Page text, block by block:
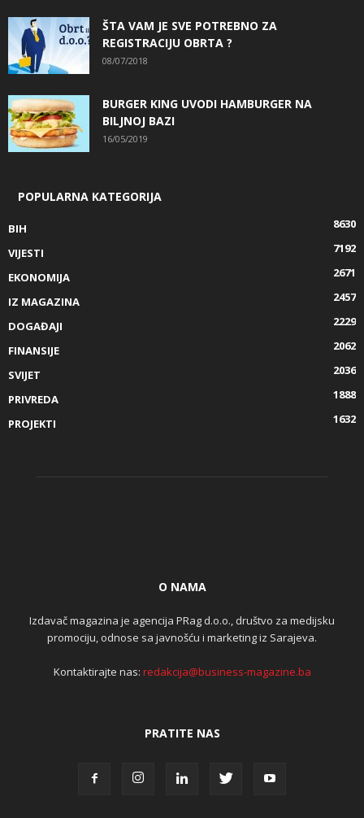
ŠTA VAM JE SVE POTREBNO ZA
REGISTRACIJU OBRTA ?
08/07/2018
BURGER KING UVODI HAMBURGER NA
BILJNOJ BAZI
16/05/2019
POPULARNA KATEGORIJA
BIH
8630
VIJESTI
7192
EKONOMIJA
2671
IZ MAGAZINA
2457
DOGAĐAJI
2229
FINANSIJE
2062
SVIJET
2036
PRIVREDA
1888
PROJEKTI
1632
O NAMA
Izdavač magazina je agencija PRag d.o.o., društvo za medijsku
promociju, odnose sa javnošću i marketing iz Sarajeva.
Kontaktirajte nas: redakcija@business-magazine.ba
PRATITE NAS